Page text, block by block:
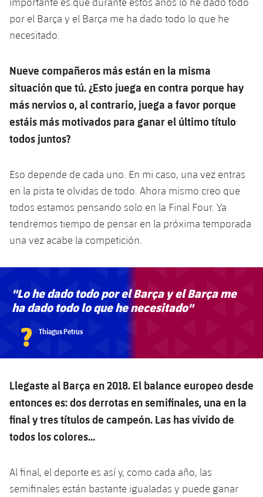
por el Barça y el Barça me ha dado todo lo que he
necesitado.
Nueve compañeros más están en la misma
situación que tú. ¿Esto juega en contra porque hay
más nervios o, al contrario, juega a favor porque
estáis más motivados para ganar el último título
todos juntos?
Eso depende de cada uno. En mi caso, una vez entras
en la pista te olvidas de todo. Ahora mismo creo que
todos estamos pensando solo en la Final Four. Ya
tendremos tiempo de pensar en la próxima temporada
una vez acabe la competición.
"Lo he dado todo por el Barça y el Barça me
ha dado todo lo que he necesitado"
? Thiagus Petrus
Llegaste al Barça en 2018. El balance europeo desde
entonces es: dos derrotas en semifinales, una en la
final y tres títulos de campeón. Las has vivido de
todos los colores…
Al final, el deporte es así y, como cada año, las
semifinales están bastante igualadas y puede ganar